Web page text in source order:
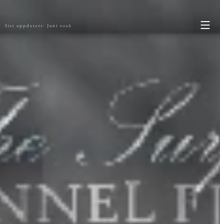
Sist oppdatert: Juni 2026